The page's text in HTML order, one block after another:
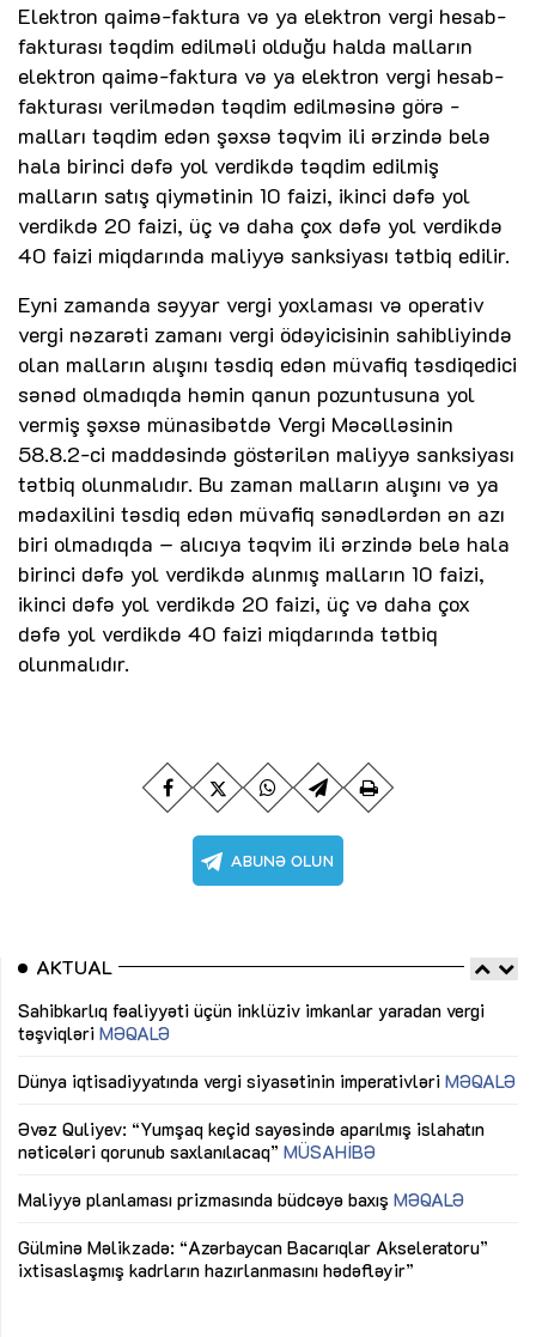
Elektron qaimə-faktura və ya elektron vergi hesab-
fakturası təqdim edilməli olduğu halda malların
elektron qaimə-faktura və ya elektron vergi hesab-
fakturası verilmədən təqdim edilməsinə görə -
malları təqdim edən şəxsə təqvim ili ərzində belə
hala birinci dəfə yol verdikdə təqdim edilmiş
malların satış qiymətinin 10 faizi, ikinci dəfə yol
verdikdə 20 faizi, üç və daha çox dəfə yol verdikdə
40 faizi miqdarında maliyyə sanksiyası tətbiq edilir.
Eyni zamanda səyyar vergi yoxlaması və operativ
vergi nəzarəti zamanı vergi ödəyicisinin sahibliyində
olan malların alışını təsdiq edən müvafiq təsdiqedici
sənəd olmadıqda həmin qanun pozuntusuna yol
vermiş şəxsə münasibətdə Vergi Məcəlləsinin
58.8.2-ci maddəsində göstərilən maliyyə sanksiyası
tətbiq olunmalıdır. Bu zaman malların alışını və ya
mədaxilini təsdiq edən müvafiq sənədlərdən ən azı
biri olmadıqda – alıcıya təqvim ili ərzində belə hala
birinci dəfə yol verdikdə alınmış malların 10 faizi,
ikinci dəfə yol verdikdə 20 faizi, üç və daha çox
dəfə yol verdikdə 40 faizi miqdarında tətbiq
olunmalıdır.
AKTUAL
Sahibkarlıq fəaliyyəti üçün inklüziv imkanlar yaradan vergi
təşviqləri MƏQALƏ
Dünya iqtisadiyyatında vergi siyasətinin imperativləri MƏQALƏ
Əvəz Quliyev: “Yumşaq keçid sayəsində aparılmış islahatın
nəticələri qorunub saxlanılacaq” MÜSAHİBƏ
Maliyyə planlaması prizmasında büdcəyə baxış MƏQALƏ
Gülminə Məlikzadə: “Azərbaycan Bacarıqlar Akseleratoru”
ixtisaslaşmış kadrların hazırlanmasını hədəfləyir”